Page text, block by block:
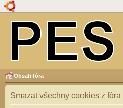
Obsah fóra
Smazat všechny cookies z fóra